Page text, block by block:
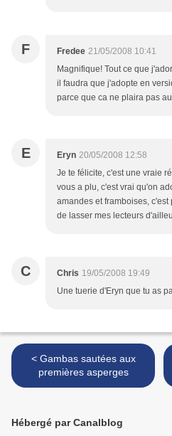
F Fredee 21/05/2008 10:41
Magnifique! Tout ce que
il faudra que j'adopte en
parce que ca ne plaira pas
E Eryn 20/05/2008 12:58
Je te félicite, c'est une vraie
vous a plu, c'est vrai qu'on
amandes et framboises,
de lasser mes lecteurs
C Chris 19/05/2008 19:49
Une tuerie d'Eryn que tu as
< Gambas sautées aux
premières asperges
Hébergé par Canalblog